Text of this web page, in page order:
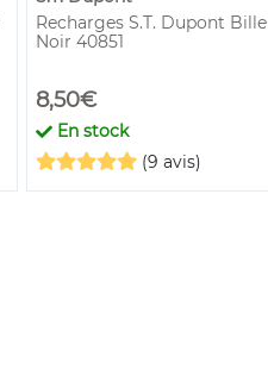
Recharges S.T. Dupont Bille
Noir 40851
8,50€
En stock
(9 avis)